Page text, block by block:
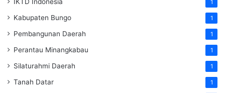
1
Kabupaten Bungo 1
Pembangunan Daerah 1
Perantau Minangkabau 1
Silaturahmi Daerah 1
Tanah Datar 1